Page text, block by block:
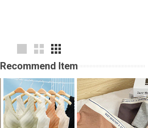
Recommend Item